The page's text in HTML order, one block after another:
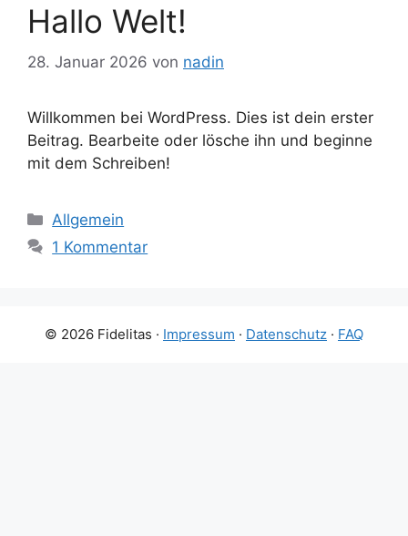
Hallo Welt!
28. Januar 2026 von nadin
Willkommen bei WordPress. Dies ist dein erster
Beitrag. Bearbeite oder lösche ihn und beginne
mit dem Schreiben!
Kategorien
Allgemein
1 Kommentar
© 2026 Fidelitas · Impressum · Datenschutz · FAQ